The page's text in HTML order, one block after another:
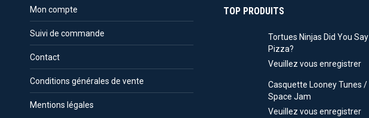
Mon compte
Suivi de commande
Contact
Conditions générales de vente
Mentions légales
TOP PRODUITS
Tortues Ninjas Did You Say
Pizza?
Veuillez vous enregistrer
Casquette Looney Tunes /
Space Jam
Veuillez vous enregistrer